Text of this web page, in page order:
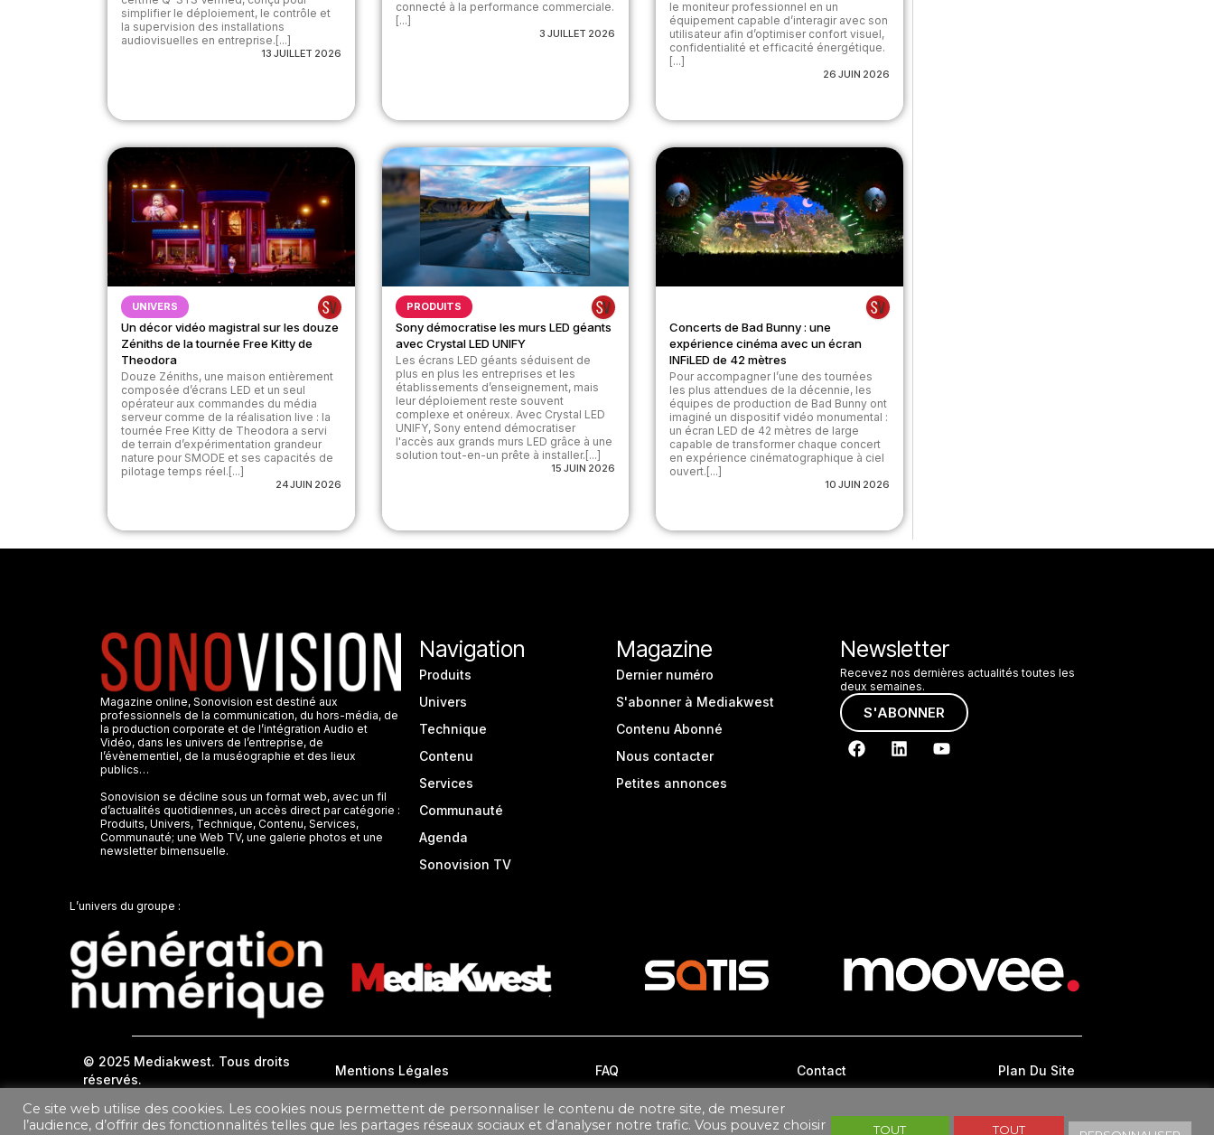
simplifier le déploiement, le contrôle et
la supervision des installations
audiovisuelles en entreprise.[...]
13 JUILLET 2026
connecté à la performance commerciale.
[...]
3 JUILLET 2026
le moniteur professionnel en un
équipement capable d’interagir avec son
utilisateur afin d’optimiser confort visuel,
confidentialité et efficacité énergétique.
[...]
26 JUIN 2026
UNIVERS
Un décor vidéo magistral sur les douze
Zéniths de la tournée Free Kitty de
Theodora
Douze Zéniths, une maison entièrement
composée d’écrans LED et un seul
opérateur aux commandes du média
serveur comme de la réalisation live : la
tournée Free Kitty de Theodora a servi
de terrain d’expérimentation grandeur
nature pour SMODE et ses capacités de
pilotage temps réel.[...]
24 JUIN 2026
PRODUITS
Sony démocratise les murs LED géants
avec Crystal LED UNIFY
Les écrans LED géants séduisent de
plus en plus les entreprises et les
établissements d’enseignement, mais
leur déploiement reste souvent
complexe et onéreux. Avec Crystal LED
UNIFY, Sony entend démocratiser
l'accès aux grands murs LED grâce à une
solution tout-en-un prête à installer.[...]
15 JUIN 2026
Concerts de Bad Bunny : une
expérience cinéma avec un écran
INFiLED de 42 mètres
Pour accompagner l’une des tournées
les plus attendues de la décennie, les
équipes de production de Bad Bunny ont
imaginé un dispositif vidéo monumental :
un écran LED de 42 mètres de large
capable de transformer chaque concert
en expérience cinématographique à ciel
ouvert.[...]
10 JUIN 2026
Magazine online, Sonovision est destiné aux
professionnels de la communication, du hors-média, de
la production corporate et de l’intégration Audio et
Vidéo, dans les univers de l’entreprise, de
l’évènementiel, de la muséographie et des lieux
publics…
Sonovision se décline sous un format web, avec un fil
d’actualités quotidiennes, un accès direct par catégorie :
Produits, Univers, Technique, Contenu, Services,
Communauté; une Web TV, une galerie photos et une
newsletter bimensuelle.
Navigation
Produits
Univers
Technique
Contenu
Services
Communauté
Agenda
Sonovision TV
Magazine
Dernier numéro
S'abonner à Mediakwest
Contenu Abonné
Nous contacter
Petites annonces
Newsletter
Recevez nos dernières actualités toutes les
deux semaines.
S'ABONNER
L’univers du groupe :
© 2025 Mediakwest. Tous droits
réservés.
Mentions Légales FAQ Contact Plan Du Site
DONNEES PERSONNELLES CONDITIONS GÉNÉRALES DE VENTE ABONNEMENT CONDITIONS GÉNÉRALES D’UTILISATION
Ce site web utilise des cookies. Les cookies nous permettent de personnaliser le contenu de notre site, de mesurer
l’audience, d’offrir des fonctionnalités telles que les partages réseaux sociaux et d’analyser notre trafic. Vous pouvez choisir
TOUT
TOUT